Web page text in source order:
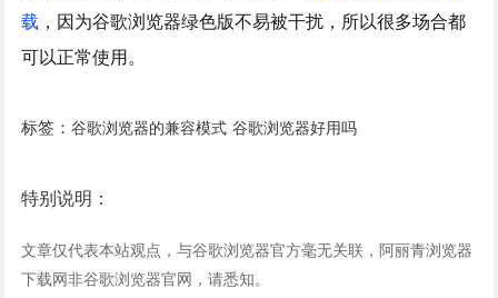
载 ，因为谷歌浏览器绿色版不易被干扰，所以很多场合都
可以正常使用。
标签：谷歌浏览器的兼容模式 谷歌浏览器好用吗
特别说明：
文章仅代表本站观点，与谷歌浏览器官方毫无关联，阿丽青浏览器
下载网非谷歌浏览器官网，请悉知。